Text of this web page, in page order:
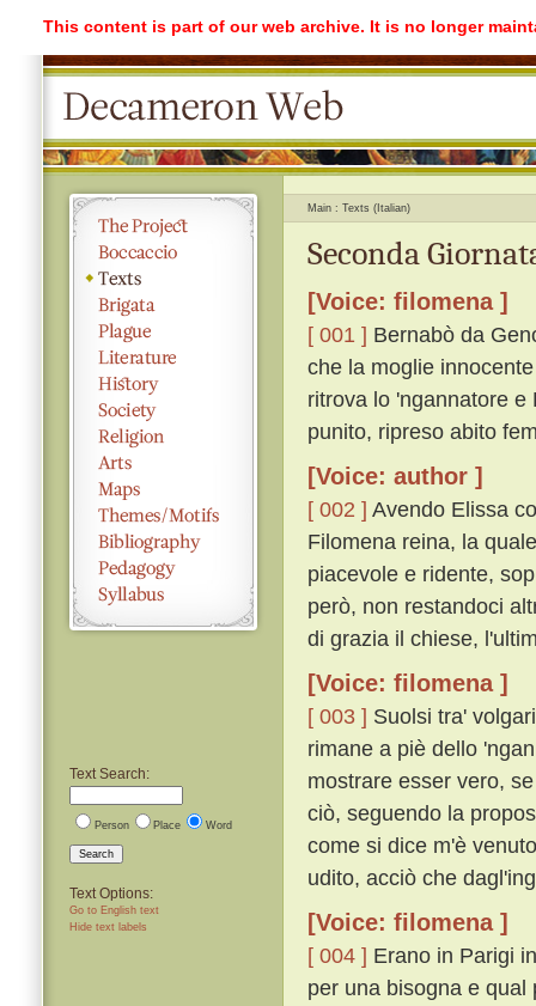
This content is part of our web archive. It is no longer
Text Search:
Person Place Word
Search
Text Options:
Go to English text
Hide text labels
Main Texts (Italian)
Seconda
[Voice: filomena ]
[ 001 ] Bernabò da
che la moglie
ritrova lo 'ngannatore
punito, ripreso abito
[Voice: author ]
[ 002 ] Avendo Elissa
Filomena reina, la
piacevole e ridente,
però, non restandoci
di grazia il chiese,
[Voice: filomena ]
[ 003 ] Suolsi tra'
rimane a piè dello
mostrare esser vero,
ciò, seguendo la
come si dice m'è
udito, acciò che
[Voice: filomena ]
[ 004 ] Erano in Parigi
per una bisogna e